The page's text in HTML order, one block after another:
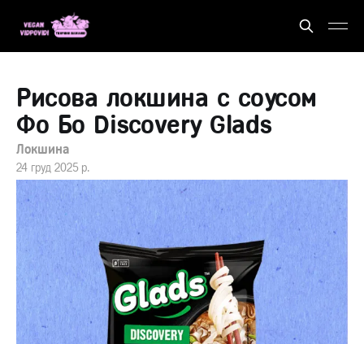
Рисова локшина с соусом
Фо Бо Discovery Glads
Локшина
24 груд 2025 р.